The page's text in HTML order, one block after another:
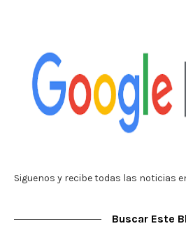
Siguenos y recibe todas las noticias
Buscar Este